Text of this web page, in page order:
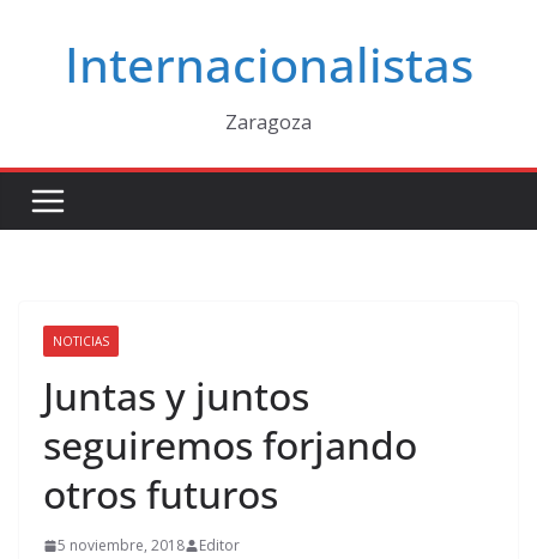
contenidoInternacionalistas
Zaragoza
NOTICIAS
Juntas y juntos
seguiremos forjando
otros futuros
5 noviembre, 2018 Editor